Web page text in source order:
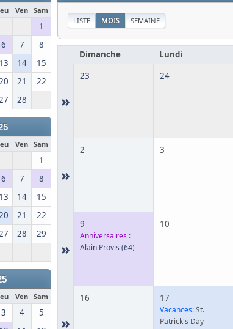
Ven Sam
1
6 7
8
13 14
15
21
22
28
Ven Sam
1
6 7
8
13 14
15
21
22
28
29
Ven Sam
3 4
5
LISTE MOIS SEMAINE
Dimanche Lundi
»
23 24
»
2 3
»
9
Anniversaires :
Alain Provis (64)
10
»
16 17
Vacances:St.
Patrick's Day